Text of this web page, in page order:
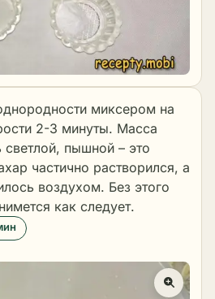
миксером на
2-3 минуты. Масса
светлой, пышной – это
частично растворился, а
воздухом. Без этого
как следует.